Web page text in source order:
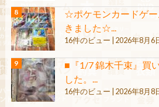
☆ポケモンカードゲ
きました☆...
16件のビュー 2026年8月6
■『1/7 錦木千束』買
した。...
16件のビュー 2026年8月8